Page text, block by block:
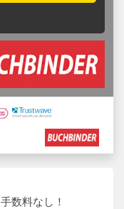
手数料なし！